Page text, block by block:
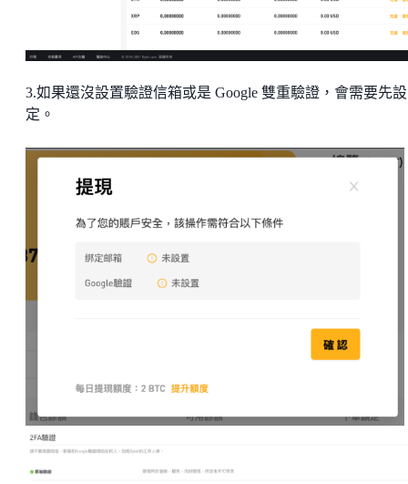
3.如果還沒設置驗證信箱或是 Google 雙重驗證，會需要先設
定。